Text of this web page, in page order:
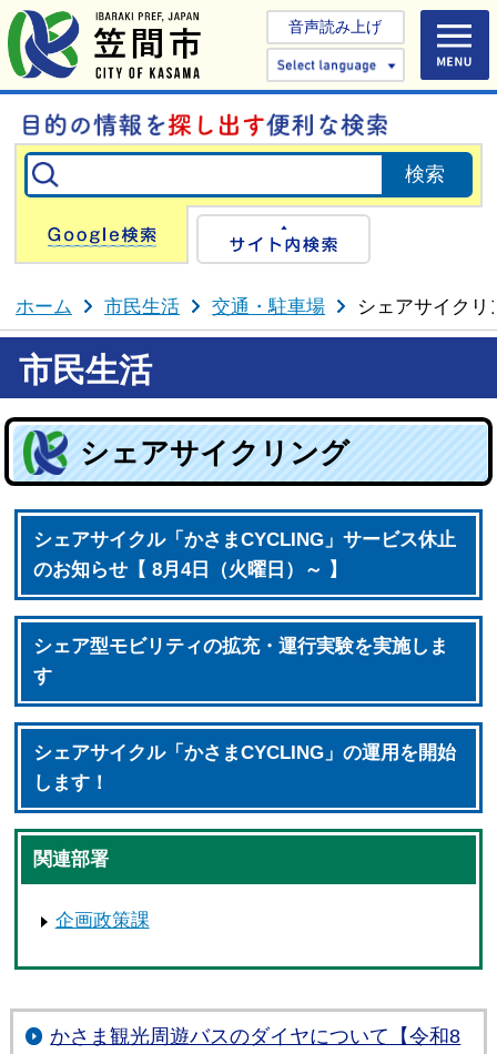
音声読み上げ
Select
Google検索
ホーム 市民生活 交通・駐車場 シェアサイクリ
市民生活
シェアサイクリング
シェアサイクル「かさまCYCLING」サービス休止
のお知らせ【 8月4日（火曜日）～ 】
シェア型モビリティの拡充・運行実験を実施しま
す
シェアサイクル「かさまCYCLING」の運用を開始
します！
関連部署
企画政策課
かさま観光周遊バスのダイヤについて【令和8